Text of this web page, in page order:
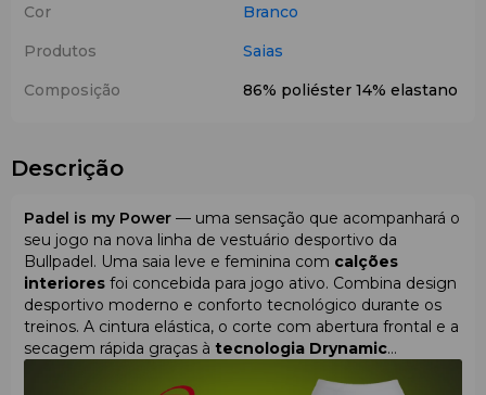
Cor
Branco
Produtos
Saias
Composição
86% poliéster 14% elastano
Descrição
Padel is my Power — uma sensação que acompanhará o
seu jogo na nova linha de vestuário desportivo da
Bullpadel. Uma saia leve e feminina com calções
interiores foi concebida para jogo ativo. Combina design
desportivo moderno e conforto tecnológico durante os
treinos. A cintura elástica, o corte com abertura frontal e a
secagem rápida graças à tecnologia Drynamic